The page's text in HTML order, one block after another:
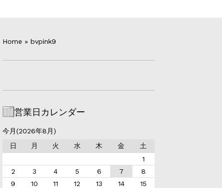
Home » bvpink9
営業日カレンダー
今月(2026年8月)
日
月 火 水 木 金
土
1
2
3 4 5 6 7
8
9
10 11 12 13 14
15